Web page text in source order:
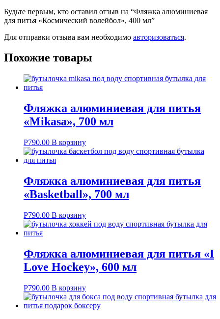
Будьте первым, кто оставил отзыв на “Фляжка алюминиевая
для питья «Космический волейбол», 400 мл”
Для отправки отзыва вам необходимо авторизоваться.
Похожие товары
Фляжка алюминиевая для питья
«Mikasa», 700 мл
Р790.00 В корзину
Фляжка алюминиевая для питья
«Basketball», 700 мл
Р790.00 В корзину
Фляжка алюминиевая для питья «I
Love Hockey», 600 мл
Р790.00 В корзину